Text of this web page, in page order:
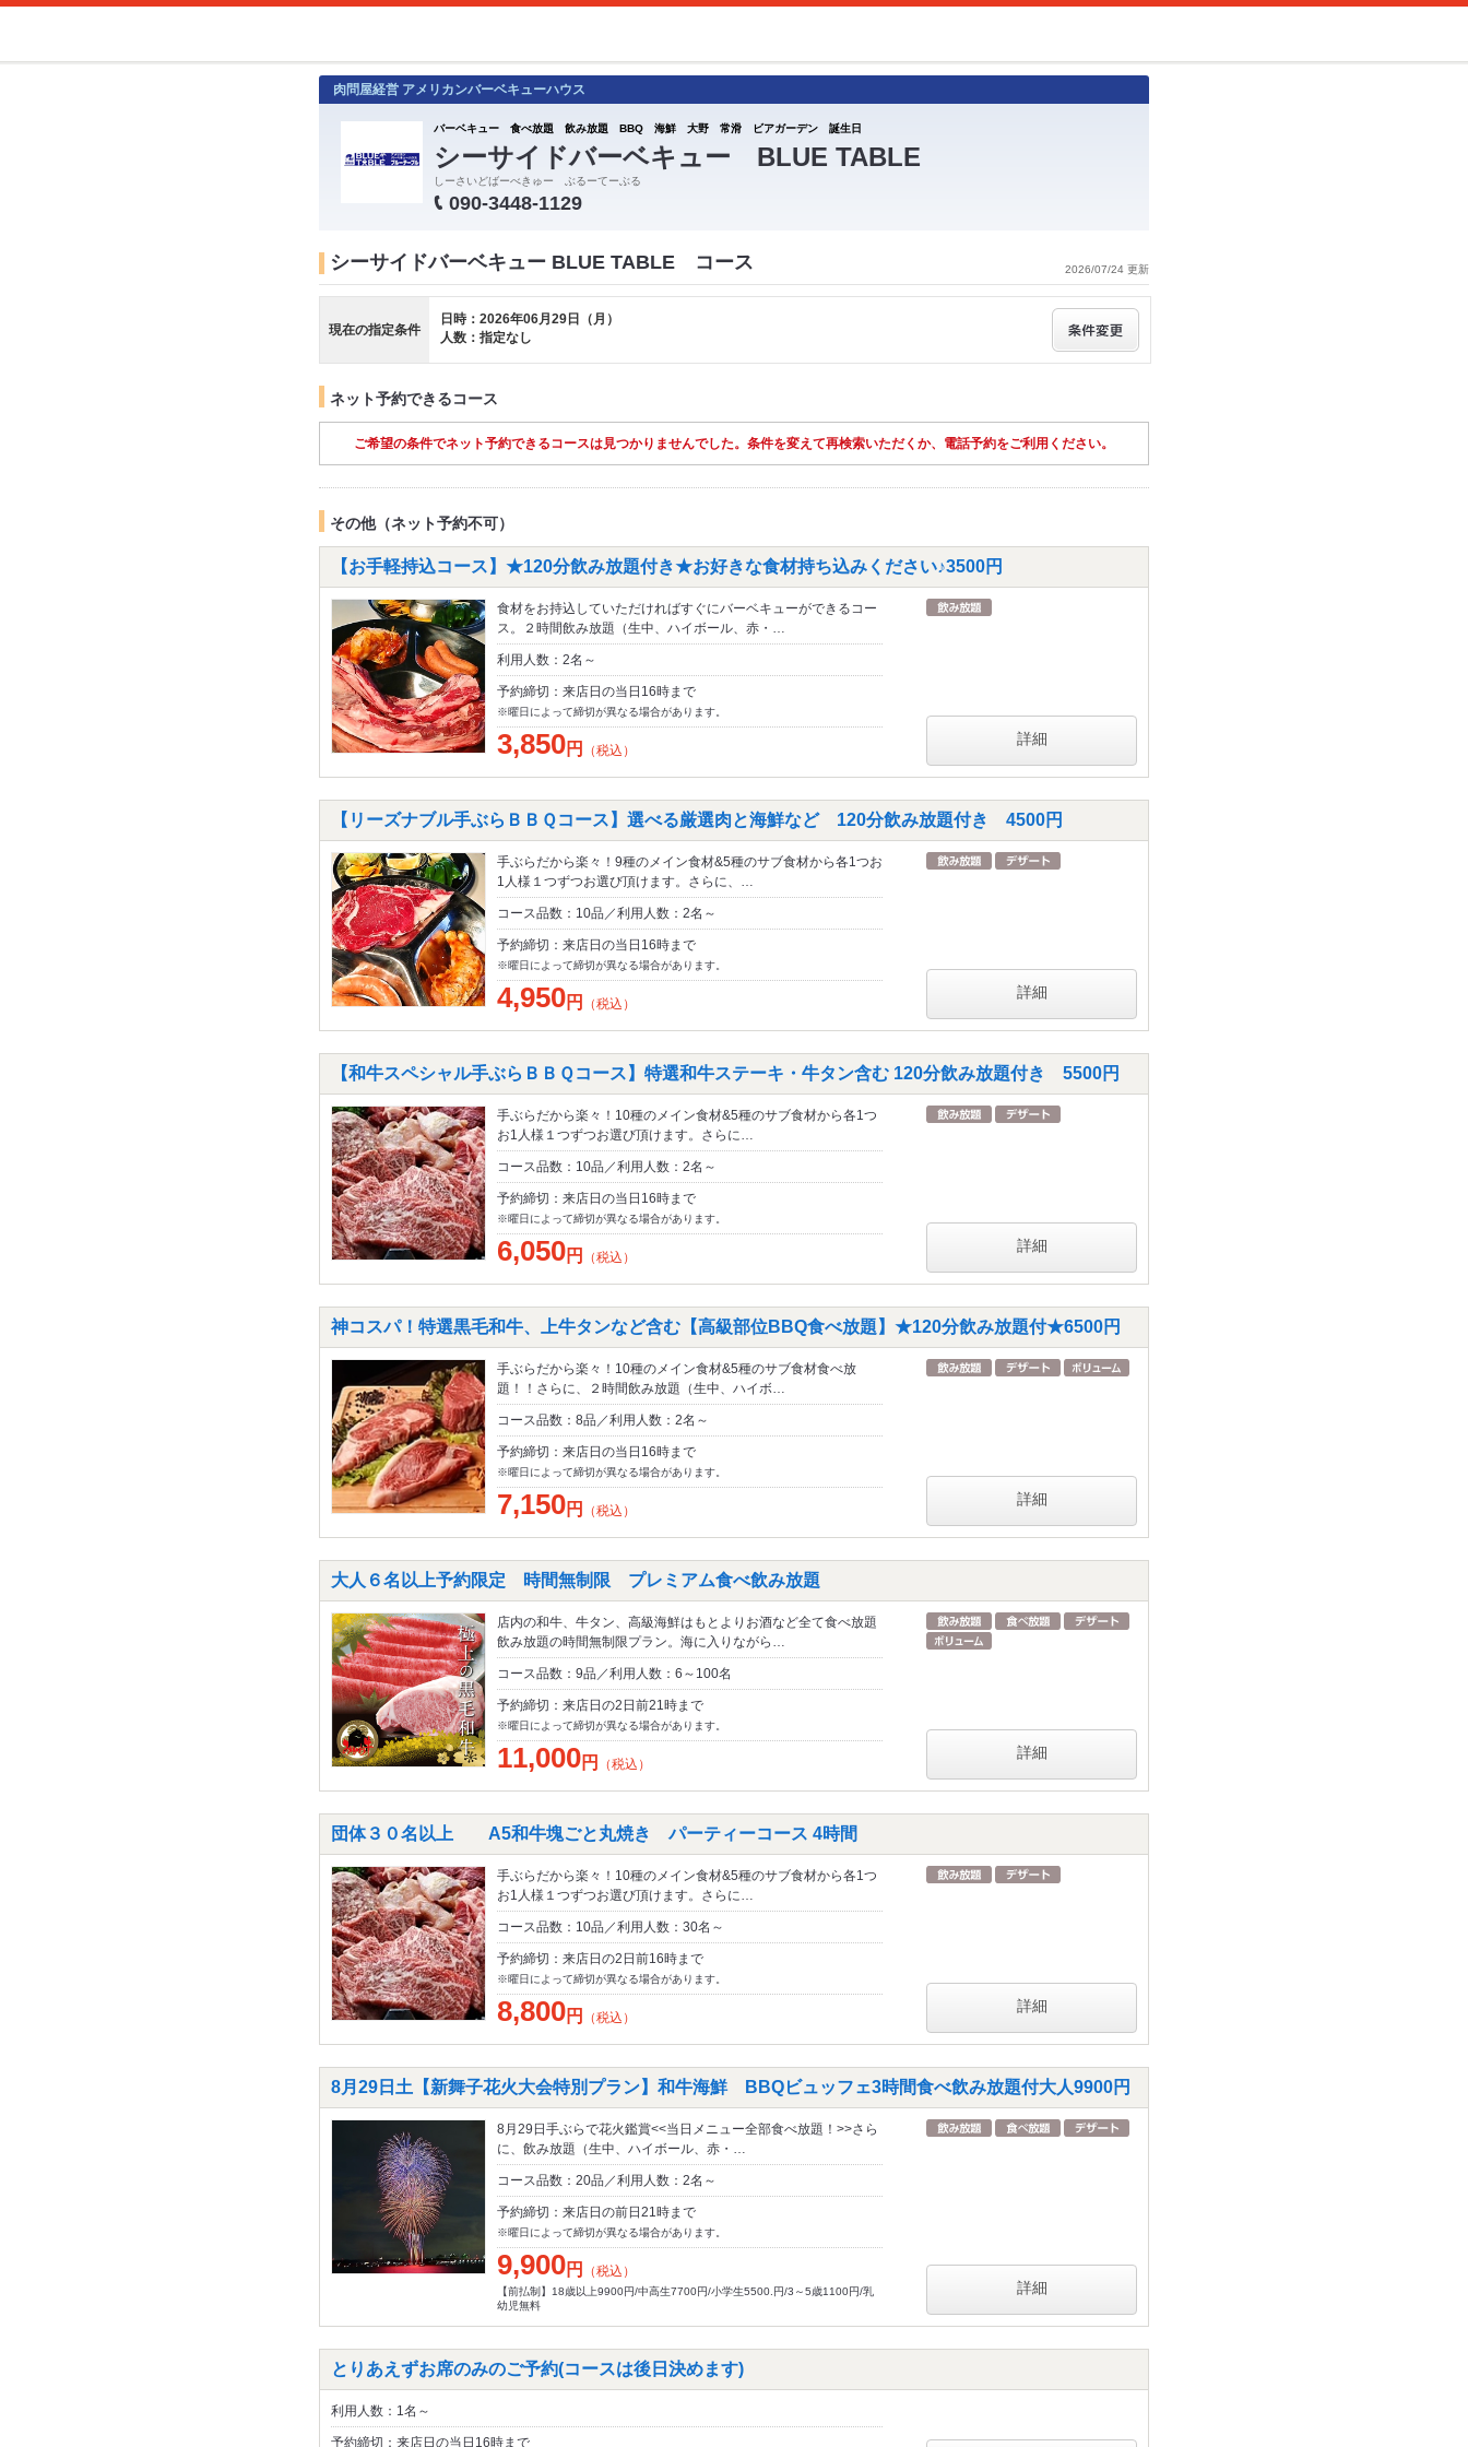
肉問屋経営 アメリカンバーベキューハウス
バーベキュー 食べ放題 飲み放題 BBQ 海鮮 大野 常滑 ビアガーデン 誕生日
シーサイドバーベキュー BLUE TABLE
しーさいどばーべきゅー ぶるーてーぶる
090-3448-1129
2026/07/24 更新
シーサイドバーベキュー BLUE TABLE コース
現在の指定条件
日時：2026年06月29日（月）
人数：指定なし
ネット予約できるコース
ご希望の条件でネット予約できるコースは見つかりませんでした。条件を変えて再検索いただくか、電話予約をご利用ください。
その他（ネット予約不可）
【お手軽持込コース】★120分飲み放題付き★お好きな食材持ち込みください♪3500円
食材をお持込していただければすぐにバーベキューができるコー
ス。２時間飲み放題（生中、ハイボール、赤・…
利用人数：2名～
予約締切：来店日の当日16時まで
※曜日によって締切が異なる場合があります。
3,850円 （税込）
詳細
【リーズナブル手ぶらＢＢＱコース】選べる厳選肉と海鮮など 120分飲み放題付き 4500円
手ぶらだから楽々！9種のメイン食材&5種のサブ食材から各1つお
1人様１つずつお選び頂けます。さらに、…
コース品数：10品／利用人数：2名～
予約締切：来店日の当日16時まで
※曜日によって締切が異なる場合があります。
4,950円 （税込）
詳細
【和牛スペシャル手ぶらＢＢＱコース】特選和牛ステーキ・牛タン含む 120分飲み放題付き 5500円
手ぶらだから楽々！10種のメイン食材&5種のサブ食材から各1つ
お1人様１つずつお選び頂けます。さらに…
コース品数：10品／利用人数：2名～
予約締切：来店日の当日16時まで
※曜日によって締切が異なる場合があります。
6,050円 （税込）
詳細
神コスパ！特選黒毛和牛、上牛タンなど含む【高級部位BBQ食べ放題】★120分飲み放題付★6500円
手ぶらだから楽々！10種のメイン食材&5種のサブ食材食べ放
題！！さらに、２時間飲み放題（生中、ハイボ…
コース品数：8品／利用人数：2名～
予約締切：来店日の当日16時まで
※曜日によって締切が異なる場合があります。
7,150円 （税込）
詳細
大人６名以上予約限定 時間無制限 プレミアム食べ飲み放題
店内の和牛、牛タン、高級海鮮はもとよりお酒など全て食べ放題
飲み放題の時間無制限プラン。海に入りながら…
コース品数：9品／利用人数：6～100名
予約締切：来店日の2日前21時まで
※曜日によって締切が異なる場合があります。
11,000円 （税込）
詳細
団体３０名以上 A5和牛塊ごと丸焼き パーティーコース 4時間
手ぶらだから楽々！10種のメイン食材&5種のサブ食材から各1つ
お1人様１つずつお選び頂けます。さらに…
コース品数：10品／利用人数：30名～
予約締切：来店日の2日前16時まで
※曜日によって締切が異なる場合があります。
8,800円 （税込）
詳細
8月29日土【新舞子花火大会特別プラン】和牛海鮮 BBQビュッフェ3時間食べ飲み放題付大人9900円
8月29日手ぶらで花火鑑賞<<当日メニュー全部食べ放題！>>さら
に、飲み放題（生中、ハイボール、赤・…
コース品数：20品／利用人数：2名～
予約締切：来店日の前日21時まで
※曜日によって締切が異なる場合があります。
9,900円 （税込）
【前払制】18歳以上9900円/中高生7700円/小学生5500.円/3～5歳1100円/乳
幼児無料
詳細
とりあえずお席のみのご予約(コースは後日決めます)
利用人数：1名～
予約締切：来店日の当日16時まで